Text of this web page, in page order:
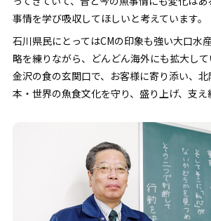
事情を学び吸収してほしいと考えています。
石川県民にとってはCMの印象も強い大口水
略を練りながら、どんどん海外にも拡大して
金沢の食の玄関口で、お客様に寄り添い、
本・世界の魚食文化を守り、盛り上げ、支え